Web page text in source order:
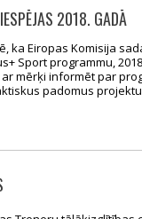
2018. GADĀ
ka Eiropas Komisija
Sport programmu,
mērķi informēt par
padomus